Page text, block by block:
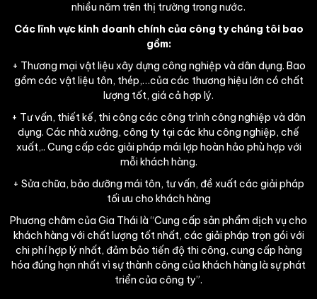
nhiều năm trên thị trường trong nước.
Các lĩnh vực kinh doanh chính của công ty chúng tôi bao
gồm:
+ Thương mại vật liệu xây dựng công nghiệp và dân dụng. Bao
gồm các vật liệu tôn, thép,…của các thương hiệu lớn có chất
lượng tốt, giá cả hợp lý.
+ Tư vấn, thiết kế, thi công các công trình công nghiệp và dân
dụng. Các nhà xưởng, công ty tại các khu công nghiệp, chế
xuất,.. Cung cấp các giải pháp mái lợp hoàn hảo phù hợp với
mỗi khách hàng.
+ Sửa chữa, bảo dưỡng mái tôn, tư vấn, đề xuất các giải pháp
tối ưu cho khách hàng
Phương châm của Gia Thái là “Cung cấp sản phẩm dịch vụ cho
khách hàng với chất lượng tốt nhất, các giải pháp trọn gói với
chi phí hợp lý nhất, đảm bảo tiến độ thi công, cung cấp hàng
hóa đúng hạn nhất vì sự thành công của khách hàng là sự phát
triển của công ty”.